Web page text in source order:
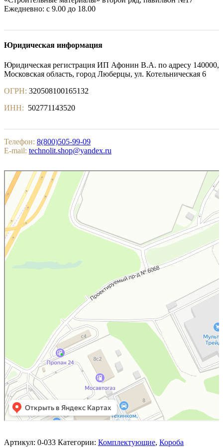
Ежедневно: с 9.00 до 18.00
Юридическая информация
Юридическая регистрация ИП Афонин В.А. по адресу 140000,
Московская область, город Люберцы, ул. Котельническая 6
ОГРН: 320508100165132
ИНН: 502771143520
Телефон: 8(800)505-99-09
E-mail: technolit.shop@yandex.ru
Котельники
Яндекс.Карты — поиск мест и адресов, городской транспорт
Артикул: 0-033 Категории: Комплектующие, Короба